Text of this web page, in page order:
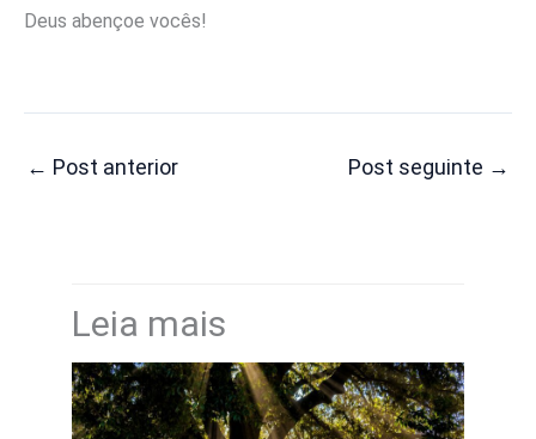
Deus abençoe vocês!
← Post anterior Post seguinte →
Leia mais